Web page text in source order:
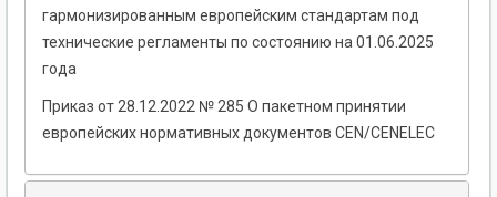
гармонизированным европейским стандартам под
технические регламенты по состоянию на 01.06.2025
года
Приказ от 28.12.2022 № 285 О пакетном принятии
европейских нормативных документов CEN/CENELEC